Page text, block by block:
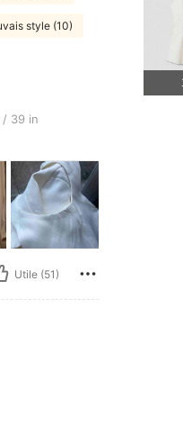
style (10)
/ 35 in, Taille: 81 cm / 32 in,
/ 39 in
Utile (51)